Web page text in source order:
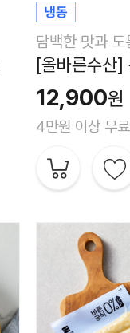
담백한 맛과
[올바른수산]
12,900원
4만원 이상 무